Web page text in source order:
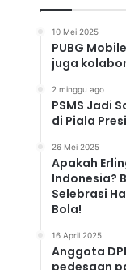
10 Mei 2025
PUBG
juga
2 minggu ago
PSMS Jadi
di Piala
26 Mei 2025
Apakah
Indonesia?
Selebrasi
Bola!
16 April 2025
Anggota